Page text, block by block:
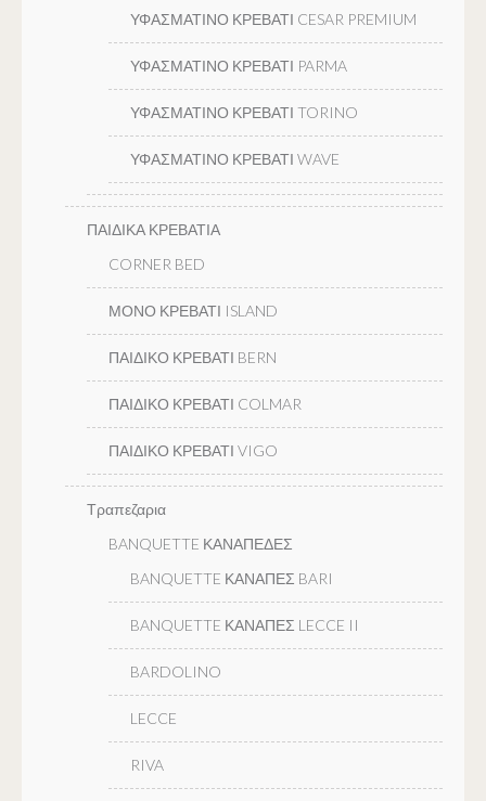
ΥΦΑΣΜΑΤΙΝΟ ΚΡΕΒΑΤΙ CESAR PREMIUM
ΥΦΑΣΜΑΤΙΝΟ ΚΡΕΒΑΤΙ PARMA
ΥΦΑΣΜΑΤΙΝΟ ΚΡΕΒΑΤΙ TORINO
ΥΦΑΣΜΑΤΙΝΟ ΚΡΕΒΑΤΙ WAVE
ΠΑΙΔΙΚΑ ΚΡΕΒΑΤΙΑ
CORNER BED
ΜΟΝΟ ΚΡΕΒΑΤΙ ISLAND
ΠΑΙΔΙΚΟ ΚΡΕΒΑΤΙ BERN
ΠΑΙΔΙΚΟ ΚΡΕΒΑΤΙ COLMAR
ΠΑΙΔΙΚΟ ΚΡΕΒΑΤΙ VIGO
Τραπεζαρια
BANQUETTE ΚΑΝΑΠΕΔΕΣ
BANQUETTE ΚΑΝΑΠΕΣ BARI
BANQUETTE ΚΑΝΑΠΕΣ LECCE II
BARDOLINO
LECCE
RIVA